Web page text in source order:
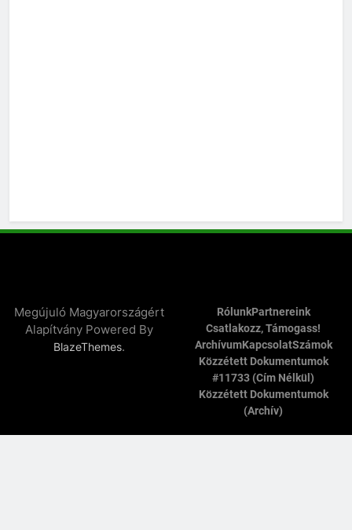
Megújuló Magyarországért
Alapítvány Powered By
BlazeThemes.
RólunkPartnereink
Csatlakozz, Támogass!
ArchívumKapcsolatSzámok
Közzétett Dokumentumok
#11733 (cím Nélkül)
Közzétett Dokumentumok
(archív)